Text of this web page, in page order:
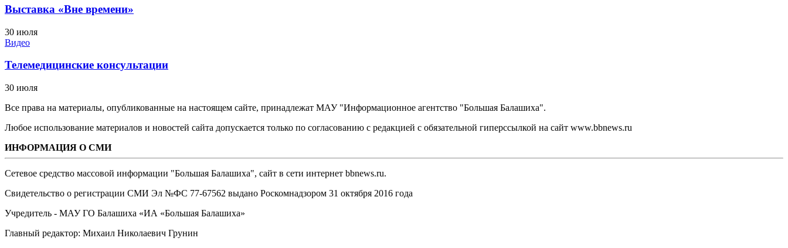
Выставка «Вне времени»
30 июля
Видео
Телемедицинские консультации
30 июля
Все права на материалы, опубликованные на настоящем сайте, принадлежат МАУ "Информационное агентство "Большая Балашиха".
Любое использование материалов и новостей сайта допускается только по согласованию с редакцией с обязательной гиперссылкой на сайт www.bbnews.ru
ИНФОРМАЦИЯ О СМИ
Сетевое средство массовой информации "Большая Балашиха", сайт в сети интернет bbnews.ru.
Свидетельство о регистрации СМИ Эл №ФС ‎77-67562 выдано Роскомнадзором 31 октября 2016 года
Учредитель - МАУ ГО Балашиха «ИА «Большая Балашиха»
Главный редактор: Михаил Николаевич Грунин